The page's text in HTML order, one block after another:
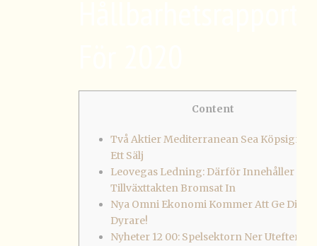
Content
Två Aktier Mediterranean Sea
Ett Sälj
Leovegas Ledning: Därför Innehåller
Tillväxttakten Bromsat In
Nya Omni Ekonomi Kommer Att Ge Dig
Dyrare!
Nyheter 12 00: Spelsektorn Ner Utefter